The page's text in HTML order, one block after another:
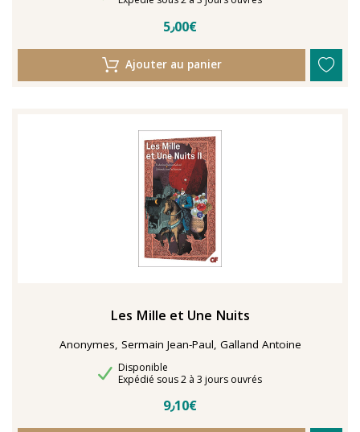
5٫00€
Ajouter au panier
Les Mille et Une Nuits
Anonymes, Sermain Jean-Paul, Galland Antoine
Disponibilité
Disponible
Délais de livraison
Expédié sous 2 à 3 jours ouvrés
9٫10€